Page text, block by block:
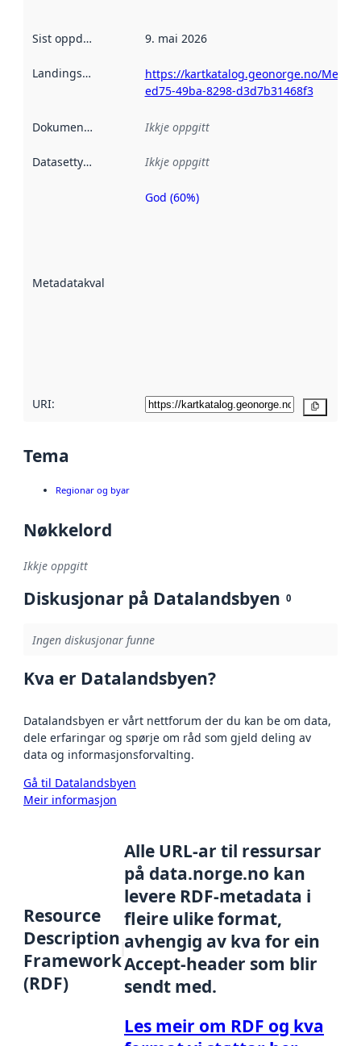
Sist oppdatert 9. mai 2026
Landingsside
https://kartkatalog.geonorge.no/
ed75-49ba-8298-d3d7b31468f3
Dokumentasjon Ikkje oppgitt
Datasettype Ikkje oppgitt
Metadatakvalitet
Metadatakvalitet
God (60%)
URI:
Tema
Regionar og byar
Nøkkelord
Ikkje oppgitt
Diskusjonar på Datalandsbyen 0
Ingen diskusjonar funne
Kva er Datalandsbyen?
Datalandsbyen er vårt nettforum der du kan be om data,
dele erfaringar og spørje om råd som gjeld deling av
data og informasjonsforvalting.
Gå til Datalandsbyen
Meir informasjon
Resource
Description
Framework
(RDF)
Alle URL-ar til ressursar
på data.norge.no kan
levere RDF-metadata i
fleire ulike format,
avhengig av kva for ein
Accept-header som blir
sendt med.
Les meir om RDF og kva